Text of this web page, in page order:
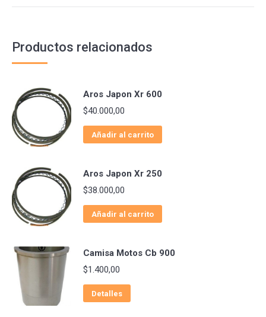
Productos relacionados
Aros Japon Xr 600
$40.000,00
Añadir al carrito
Aros Japon Xr 250
$38.000,00
Añadir al carrito
Camisa Motos Cb 900
$1.400,00
Detalles